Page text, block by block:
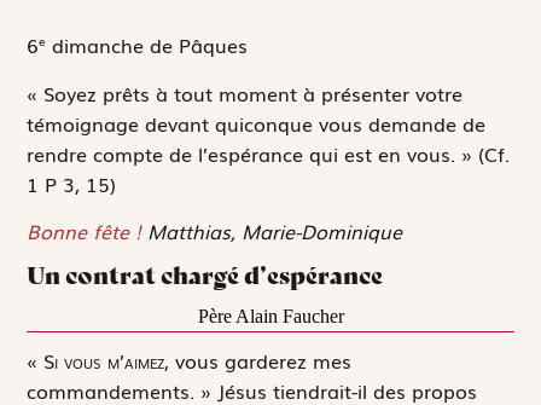
6e dimanche de Pâques
« Soyez prêts à tout moment à présenter votre
témoignage devant quiconque vous demande de
rendre compte de l’espérance qui est en vous. » (Cf.
1 P 3, 15)
Bonne fête !Matthias, Marie-Dominique
Un contrat chargé d’espérance
Père Alain Faucher
« Si vous m’aimez, vous garderez mes
commandements. » Jésus tiendrait-il des propos